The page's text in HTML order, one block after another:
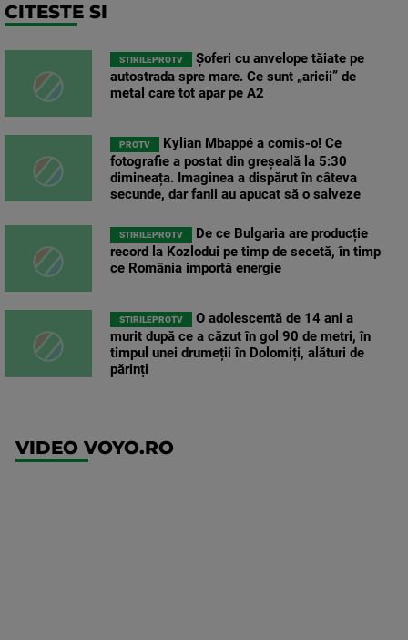
CITESTE SI
STIRILEPROTV
Șoferi cu anvelope tăiate pe
autostrada spre mare. Ce sunt „aricii” de
metal care tot apar pe A2
PROTV
Kylian Mbappé a comis-o! Ce
fotografie a postat din greșeală la 5:30
dimineața. Imaginea a dispărut în câteva
secunde, dar fanii au apucat să o salveze
STIRILEPROTV
De ce Bulgaria are producție
record la Kozlodui pe timp de secetă, în timp
ce România importă energie
STIRILEPROTV
O adolescentă de 14 ani a
murit după ce a căzut în gol 90 de metri, în
timpul unei drumeții în Dolomiți, alături de
părinți
VIDEO VOYO.RO